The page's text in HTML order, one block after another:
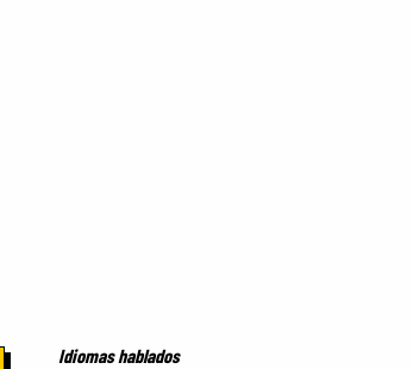
Idiomas hablados
Idiomas hablados